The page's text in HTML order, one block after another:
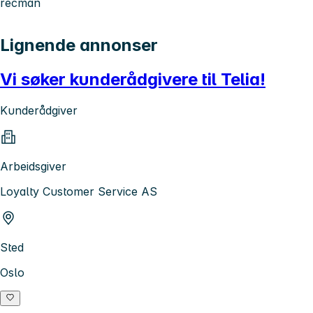
Lignende annonser
Vi søker kunderådgivere til Telia!
Kunderådgiver
Arbeidsgiver
Loyalty Customer Service AS
Sted
Oslo